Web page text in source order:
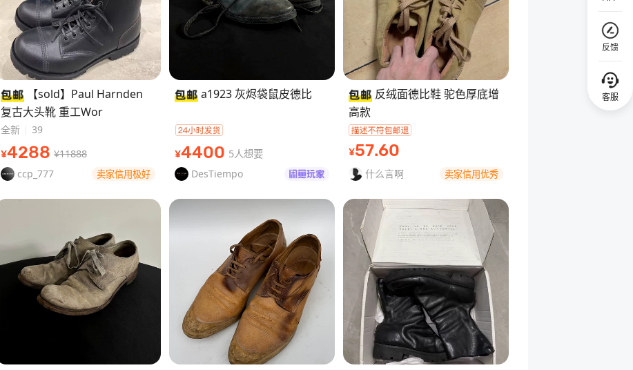
【sold】Paul Harnden
复古大头靴 重工Wor
全新 39
¥4288 ¥11888
ccp_777
卖家信用极好
a1923 灰烬袋鼠皮德比
¥4400 5人想要
DesTiempo
反绒面德比鞋 驼色厚底增
高款
¥57.60
什么言啊 卖家信用优秀
反馈
客服